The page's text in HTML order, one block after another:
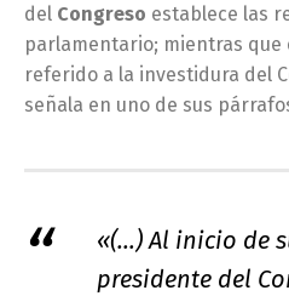
del Congreso establece las
parlamentario; mientras que
referido a la investidura del
señala en uno de sus
«(…) Al inicio de
presidente del